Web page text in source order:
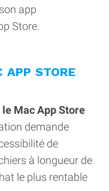
app
Store.
APP STORE
Mac App Store
demande
de
à longueur de
le plus rentable